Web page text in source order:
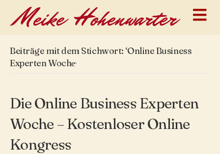
N
a
Beiträge mit dem Stichwort: ‘Online Business
Experten Woche̵
Die Online Business Experten
Woche – Kostenloser Online
Kongress